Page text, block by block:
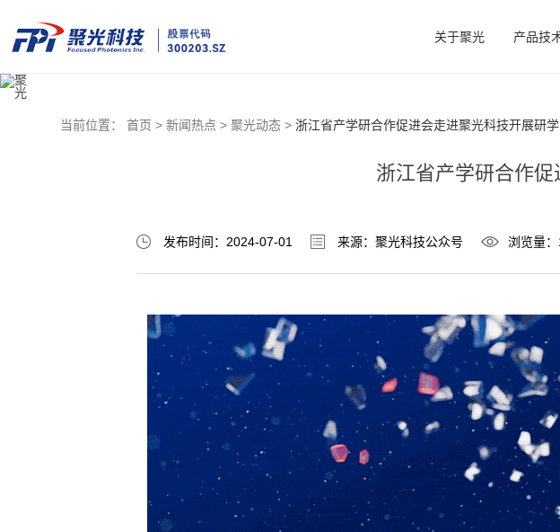
关于聚光 产品技
当前位置： 首页 > 新闻热点 > 聚光动态 > 浙江省产学研合作促进会走进聚光科技开展研
浙江省产学研合作
发布时间：2024-07-01 来源：聚光科技公众号 浏览量